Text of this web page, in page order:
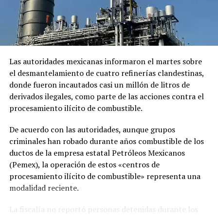
atención sobre el lado hidrogeológico de los Apeninos
de Forlì-Cesena, Boloñesa y Rávena sigue siendo muy
alta y hay informes de más de 250 inestabilidades en
curso, según Protección Civil.
Se trata de una nueva desgracia para una zona azotada
por fuertes lluvias hace apenas quince días, que
provocaron inundaciones que dejaron dos muertos.
En algunas zonas llovieron casi 300 milímetros en pocas
horas, según el diario Repubblica.
“La ciudad está de rodillas, devastada y dolorida. Es el fin
del mundo”, escribió en Facebook el alcalde de Forli,
Gian Luca Zattini.
En esta ciudad imágenes de los medios mostraron a
personas en estado de shock, huyendo descalzas por las
Las autoridades mexicanas informaron el martes sobre
el desmantelamiento de cuatro refinerías clandestinas,
donde fueron incautados casi un millón de litros de
derivados ilegales, como parte de las acciones contra el
procesamiento ilícito de combustible.
De acuerdo con las autoridades, aunque grupos
criminales han robado durante años combustible de los
ductos de la empresa estatal Petróleos Mexicanos
(Pemex), la operación de estos «centros de
procesamiento ilícito de combustible» representa una
modalidad reciente.
La fiscalía no reportó personas detenidas durante los